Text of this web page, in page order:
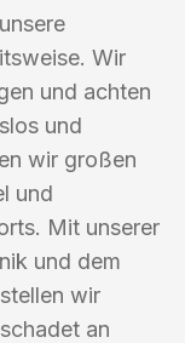
Wir
und achten
und
wir großen
und
Mit unserer
und dem
wir
an